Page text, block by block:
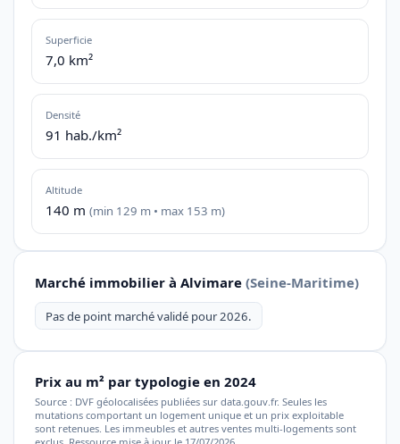
Superficie
7,0 km²
Densité
91 hab./km²
Altitude
140 m (min 129 m • max 153 m)
Marché immobilier à Alvimare (Seine-Maritime)
Pas de point marché validé pour 2026.
Prix au m² par typologie en 2024
Source : DVF géolocalisées publiées sur data.gouv.fr. Seules les
mutations comportant un logement unique et un prix exploitable
sont retenues. Les immeubles et autres ventes multi-logements sont